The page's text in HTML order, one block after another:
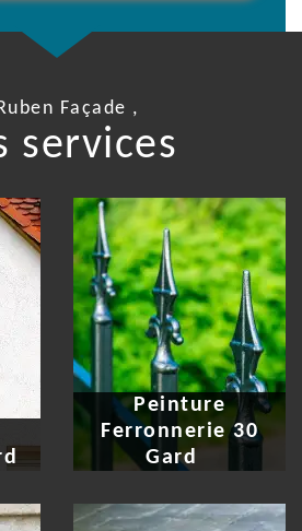
Façade ,
services
Peinture
Ferronnerie 30
Gard